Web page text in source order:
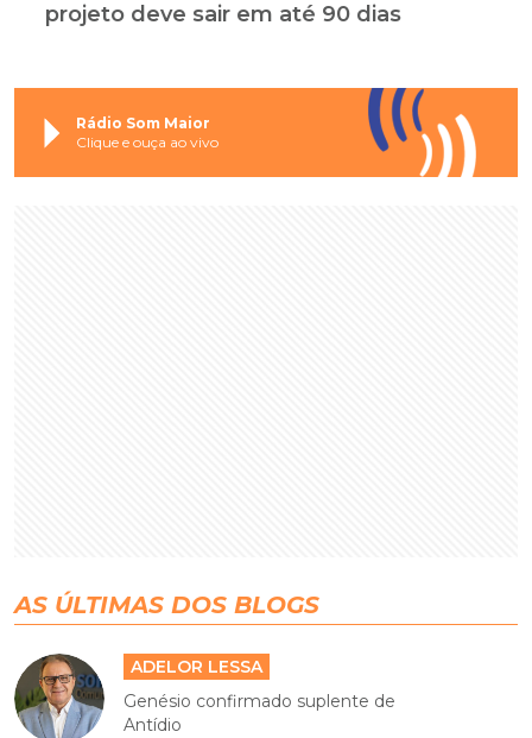
projeto deve sair em até 90 dias
Rádio Som Maior
Clique e ouça ao vivo
AS ÚLTIMAS DOS BLOGS
ADELOR LESSA
Genésio confirmado suplente de
Antídio